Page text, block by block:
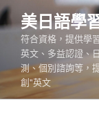
跳
至
內
美日語學​​
符合資格，提供學
英文、多益認證、
測、個別諮詢等，
創"英文